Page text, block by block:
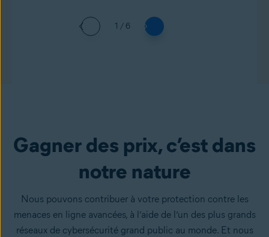
1 / 6
Gagner des prix, c’est dans
notre nature
Nous pouvons contribuer à votre protection contre les
menaces en ligne avancées, à l’aide de l’un des plus grands
réseaux de cybersécurité grand public au monde. Et nous